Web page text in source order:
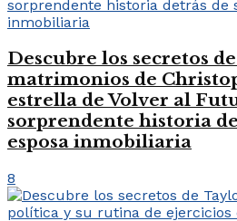
Descubre los secretos
matrimonios de
estrella de Volver al
sorprendente historia
esposa inmobiliaria
8